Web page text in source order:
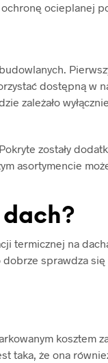
ochronę ocieplanej
dostępną w
zależało
zostały
asortymencie
dach?
termicznej na
sprawdza
kosztem
taka, że ona